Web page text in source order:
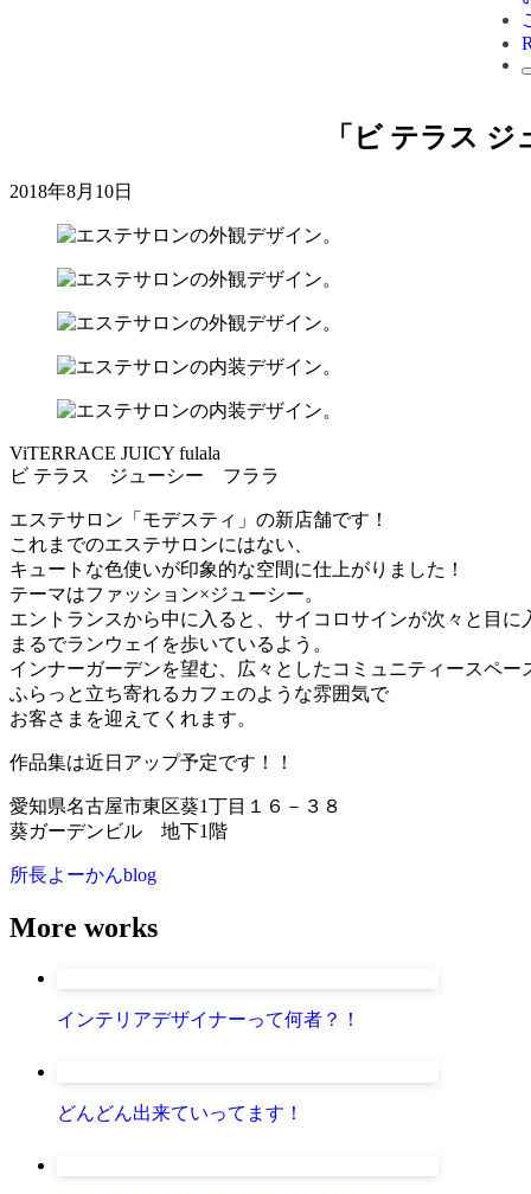
「ビ テラス
2018年8月10日
ViTERRACE JUICY fulala
ビ テラス ジューシー フララ
エステサロン「モデスティ」の新店舗です！
これまでのエステサロンにはない、
キュートな色使いが印象的な空間に仕上がりました！
テーマはファッション×ジューシー。
エントランスから中に入ると、サイコロサインが次々と目に
まるでランウェイを歩いているよう。
インナーガーデンを望む、広々としたコミュニティースペー
ふらっと立ち寄れるカフェのような雰囲気で
お客さまを迎えてくれます。
作品集は近日アップ予定です！！
愛知県名古屋市東区葵1丁目１６－３８
葵ガーデンビル 地下1階
所長よーかんblog
More works
インテリアデザイナーって何者？！
どんどん出来ていってます！